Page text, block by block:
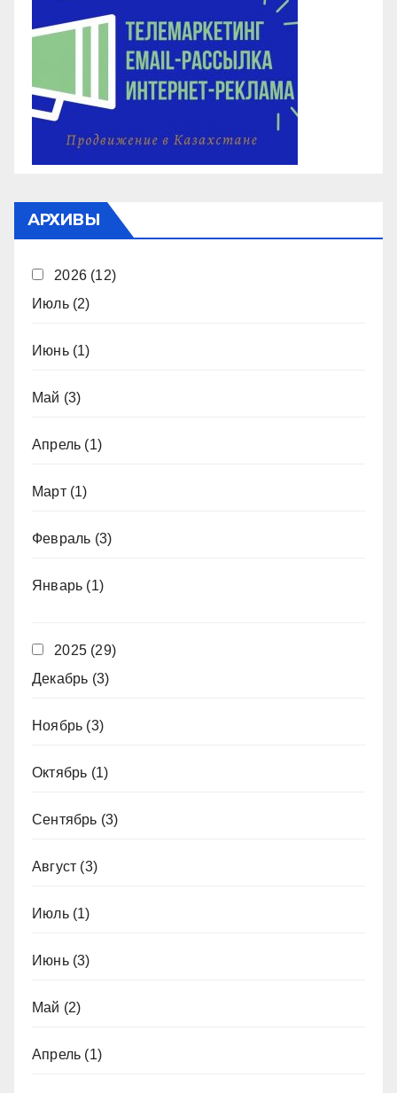
АРХИВЫ
2026 (12)
Июль(2)
Июнь(1)
Май (3)
Апрель (1)
Март(1)
Февраль (3)
Январь (1)
2025 (29)
Декабрь (3)
Ноябрь (3)
Октябрь (1)
Сентябрь (3)
Август (3)
Июль(1)
Июнь(3)
Май (2)
Апрель (1)